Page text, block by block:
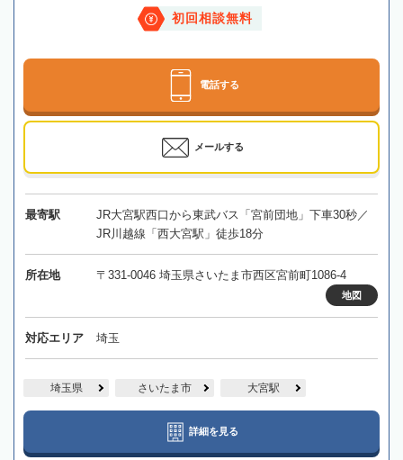
初回相談無料
電話する
メールする
最寄駅
JR大宮駅西口から東武バス「宮前団地」下車30秒／
JR川越線「西大宮駅」徒歩18分
所在地 〒331-0046 埼玉県さいたま市西区宮前町1086-4
地図
対応エリア 埼玉
埼玉県 さいたま市 大宮駅
詳細を見る